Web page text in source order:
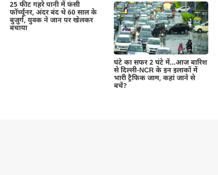
25 फीट गहरे पानी में फंसी
फॉर्च्यूनर, अंदर बंद थे 60 साल के
बुजुर्ग, युवक ने जान पर खेलकर
बचाया
घंटे का सफर 2 घंटे में…आज बारिश
से दिल्ली-NCR के इन इलाकों में
भारी ट्रैफिक जाम, कहां जाने से
बचें?